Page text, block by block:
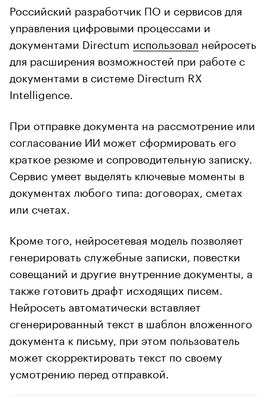
Российский разработчик ПО и сервисов для
управления цифровыми процессами и
документами Directum использовал нейросеть
для расширения возможностей при работе с
документами в системе Directum RX
Intelligence.
При отправке документа на рассмотрение или
согласование ИИ может сформировать его
краткое резюме и сопроводительную записку.
Сервис умеет выделять ключевые моменты в
документах любого типа: договорах, сметах
или счетах.
Кроме того, нейросетевая модель позволяет
генерировать служебные записки, повестки
совещаний и другие внутренние документы, а
также готовить драфт исходящих писем.
Нейросеть автоматически вставляет
сгенерированный текст в шаблон вложенного
документа к письму, при этом пользователь
может скорректировать текст по своему
усмотрению перед отправкой.